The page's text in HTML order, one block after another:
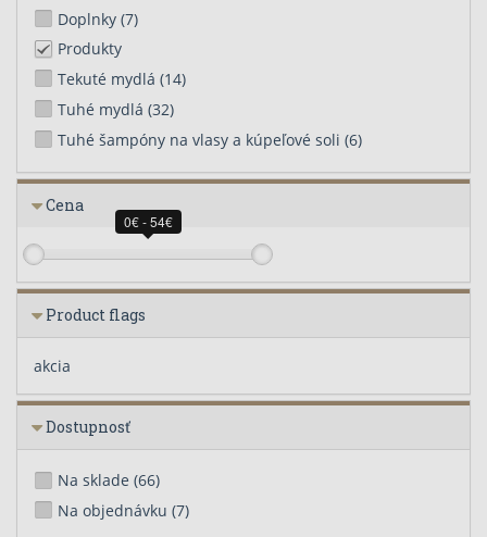
Doplnky (7)
Produkty
Tekuté mydlá (14)
Tuhé mydlá (32)
Tuhé šampóny na vlasy a kúpeľové soli (6)
Cena
0€ - 54€
Product flags
akcia
Dostupnosť
Na sklade (66)
Na objednávku (7)